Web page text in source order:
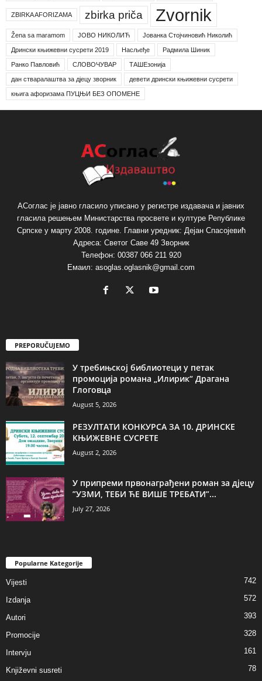
ZBIRKA AFORIZAMA zbirka priča Zvornik
Žena sa maramom ЈОВО НИКОЛИЋ Јованка Стојчиновић Николић
Дрински књижевни сусрети 2019 Насљеђе Радмила Шиник
Ранко Павловић СЛОВОЧУВАР ТАШЕзонија
дан стваралаштва за дјецу зворник девети дрински књижевни сусрети
књига афоризама ПУЦЊИ БЕЗ ОПОМЕНЕ
АСоглас је јавно гласило уписано у регистре издавача и јавних
гласила решењем Министарства просвете и културе Републике
Српске у марту 2008. године. Главни уредник: Дејан Спасојевић
Адреса: Светог Саве 49 Зворник
Телефон: 00387 066 211 920
Емаил: asoglas.oglasnik@gmail.com
PREPORUČUJEMO
У требињској библиотеци у петак
промоција романа „Илирик“ Драгана
Глоговца
August 5, 2026
РЕЗУЛТАТИ КОНКУРСА ЗА 10. ДРИНСКЕ
КЊИЖЕВНЕ СУСРЕТЕ
August 2, 2026
У припреми првонаграђени роман за дјецу
”УЗМИ, ТЕБИ ЋЕ ВИШЕ ТРЕБАТИ”...
July 27, 2026
Popularne Kategorije
Vijesti 742
Izdanja 572
Autori 393
Promocije 328
Intervju 161
Književni susreti 78